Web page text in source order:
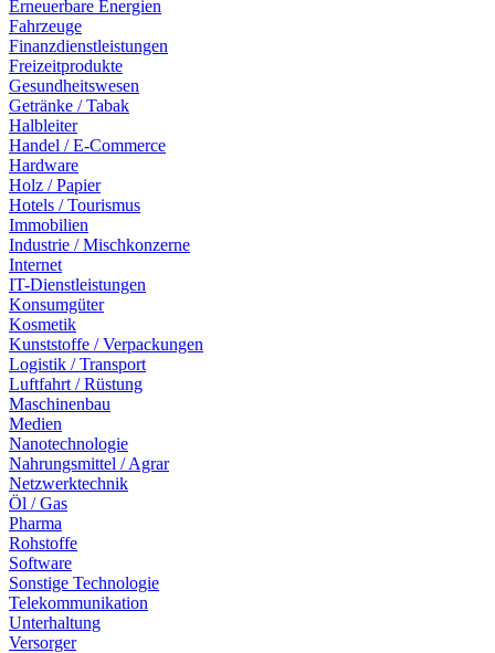
Erneuerbare Energien
Fahrzeuge
Finanzdienstleistungen
Freizeitprodukte
Gesundheitswesen
Getränke / Tabak
Halbleiter
Handel / E-Commerce
Hardware
Holz / Papier
Hotels / Tourismus
Immobilien
Industrie / Mischkonzerne
Internet
IT-Dienstleistungen
Konsumgüter
Kosmetik
Kunststoffe / Verpackungen
Logistik / Transport
Luftfahrt / Rüstung
Maschinenbau
Medien
Nanotechnologie
Nahrungsmittel / Agrar
Netzwerktechnik
Öl / Gas
Pharma
Rohstoffe
Software
Sonstige Technologie
Telekommunikation
Unterhaltung
Versorger